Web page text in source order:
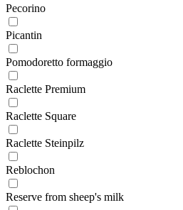
Pecorino
Picantin
Pomodoretto formaggio
Raclette Premium
Raclette Square
Raclette Steinpilz
Reblochon
Reserve from sheep's milk